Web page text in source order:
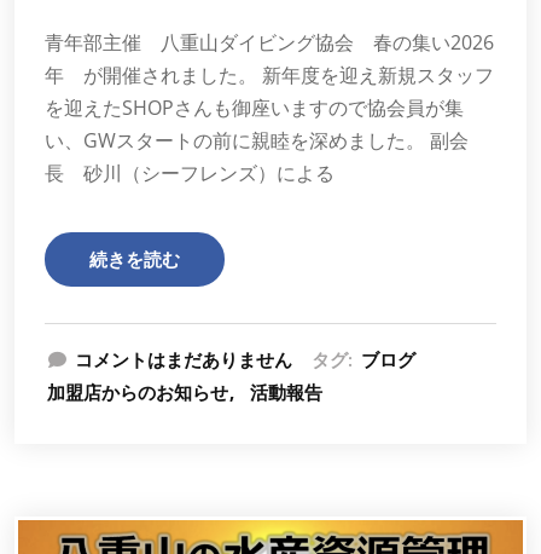
青年部主催 八重山ダイビング協会 春の集い2026
年 が開催されました。 新年度を迎え新規スタッフ
を迎えたSHOPさんも御座いますので協会員が集
い、GWスタートの前に親睦を深めました。 副会
長 砂川（シーフレンズ）による
続きを読む
コメントはまだありません タグ: ブログ
加盟店からのお知らせ
活動報告